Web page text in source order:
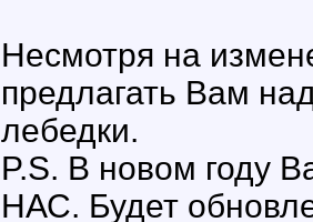
Несмотря на
предлагать Вам
лебедки.
P.S. В новом году
НАС. Будет